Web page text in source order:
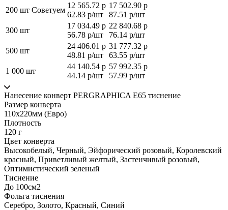
200 шт Советуем
12 565.72 р
62.83 р/шт
17 502.90 р
87.51 р/шт
300 шт
17 034.49 р
56.78 р/шт
22 840.68 р
76.14 р/шт
500 шт
24 406.01 р
48.81 р/шт
31 777.32 р
63.55 р/шт
1 000 шт
44 140.54 р
44.14 р/шт
57 992.35 р
57.99 р/шт
Нанесение конверт PERGRAPHICA Е65 тиснение
Размер конверта
110х220мм (Евро)
Плотность
120 г
Цвет конверта
Высокобелый, Черный, Эйфорический розовый, Королевский
красный, Приветливый желтый, Застенчивый розовый,
Оптимистический зеленый
Тиснение
До 100см2
Фольга тиснения
Серебро, Золото, Красный, Синий